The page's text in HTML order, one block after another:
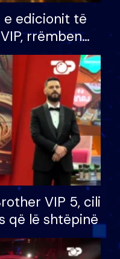
e edicionit të
rrëmben
mijë eurosh
VIP 5, cili
që lë shtëpinë